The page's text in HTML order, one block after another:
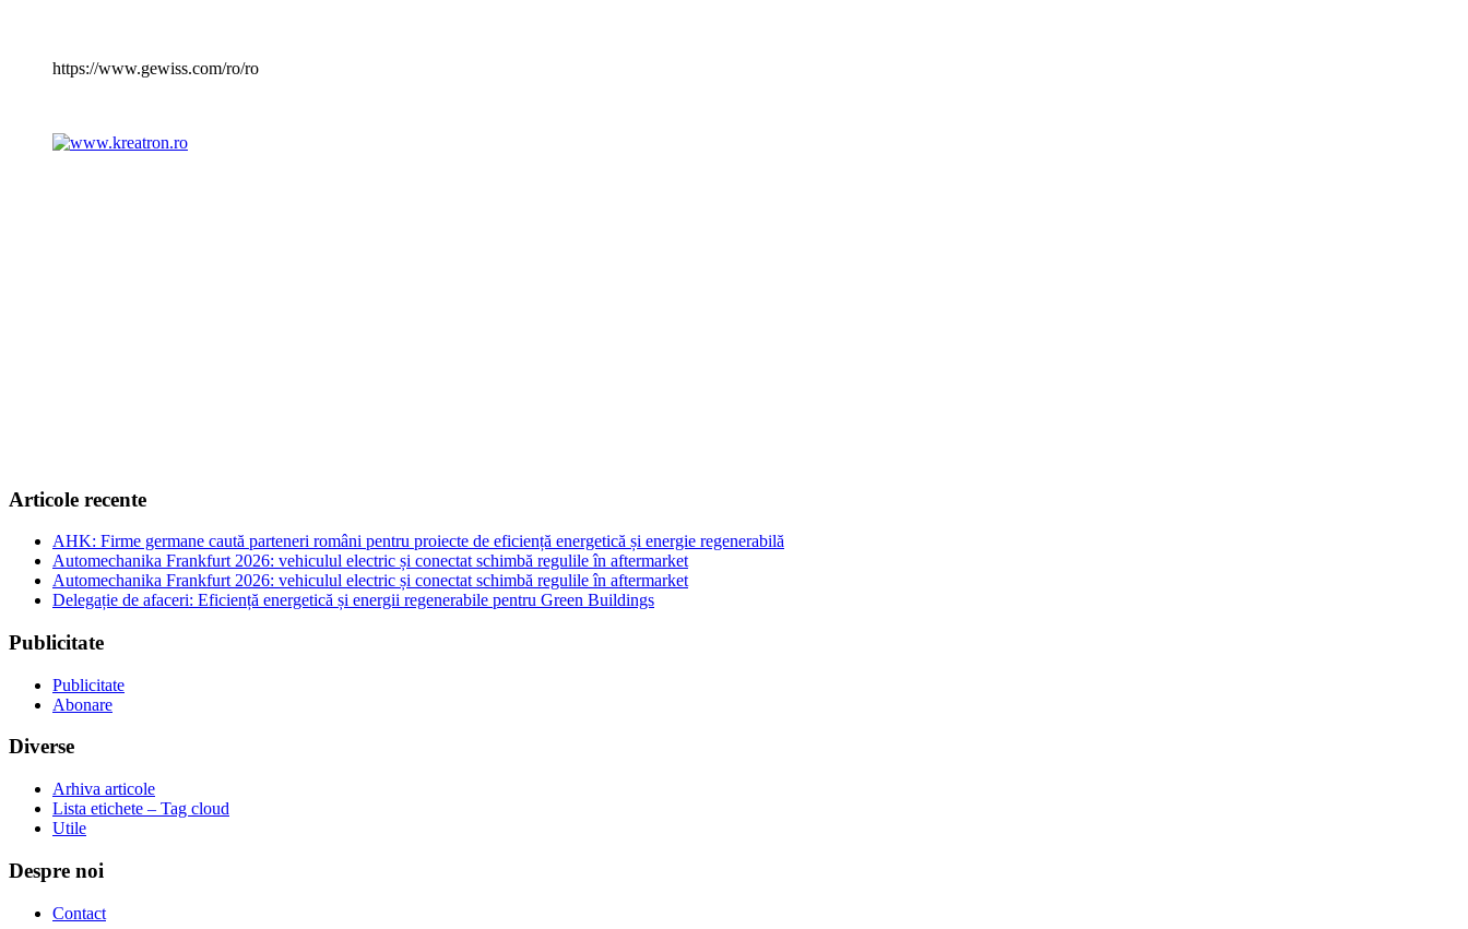
https://www.gewiss.com/ro/ro
Articole recente
AHK: Firme germane caută parteneri români pentru proiecte de eficiență energetică și energie regenerabilă
Automechanika Frankfurt 2026: vehiculul electric și conectat schimbă regulile în aftermarket
Automechanika Frankfurt 2026: vehiculul electric și conectat schimbă regulile în aftermarket
Delegație de afaceri: Eficiență energetică și energii regenerabile pentru Green Buildings
Publicitate
Publicitate
Abonare
Diverse
Arhiva articole
Lista etichete – Tag cloud
Utile
Despre noi
Contact